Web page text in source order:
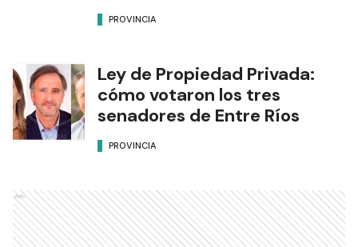
PROVINCIA
Ley de Propiedad Privada:
cómo votaron los tres
senadores de Entre Ríos
PROVINCIA
Ads